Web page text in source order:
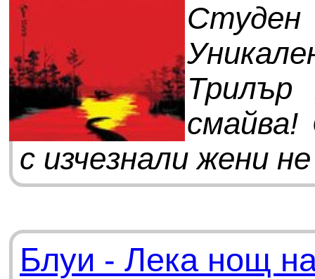
Студен
с изчезнали жени
Блуи - Лека нощ